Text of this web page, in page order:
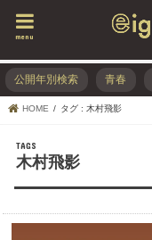
menu
公開年別検索 青春
HOME タグ : 木村飛影
木村飛影